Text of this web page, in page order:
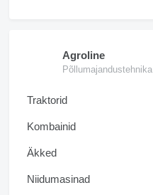
Agroline
Põllumajandustehnika
Traktorid
Kombainid
Äkked
Niidumasinad